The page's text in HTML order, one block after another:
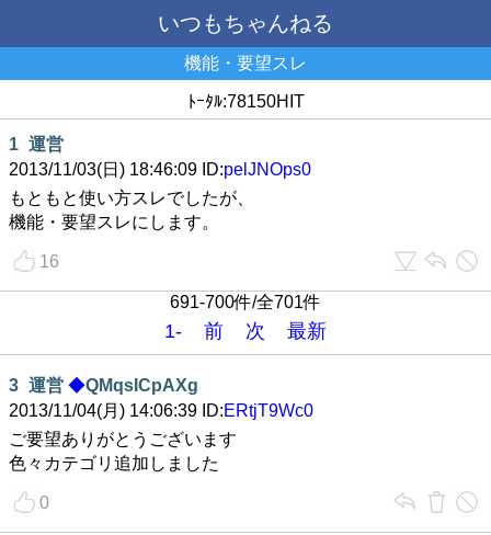
いつもちゃんねる
機能・要望スレ
ﾄｰﾀﾙ:78150HIT
1 運営
2013/11/03(日) 18:46:09 ID:pelJNOps0
もともと使い方スレでしたが、
機能・要望スレにします。
16
691-700件/全701件
1- 前 次 最新
3 運営 ◆QMqsICpAXg
2013/11/04(月) 14:06:39 ID:ERtjT9Wc0
ご要望ありがとうございます
色々カテゴリ追加しました
0